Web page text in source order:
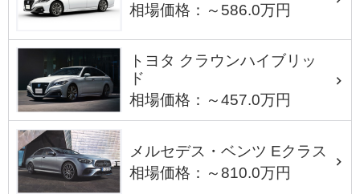
相場価格：～586.0万円
トヨタ クラウンハイブリッ
ド
相場価格：～457.0万円
メルセデス・ベンツ Eクラス
相場価格：～810.0万円